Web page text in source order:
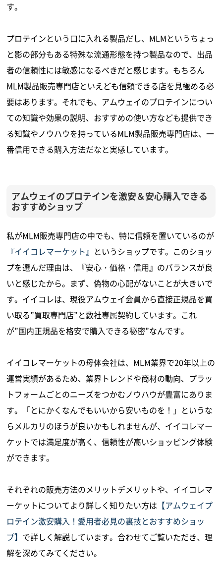
す。
プロテインという口に入れる製品だし、MLMというちょっ
と影の部分もある特殊な流通形態を持つ製品なので、出品
者の信頼性には敏感になるべきだと感じます。もちろん
MLM製品販売専門店といえども信頼できる店を見極める必
要はあります。それでも、アムウェイのプロテインについ
ての知識や効果の説明、おすすめの使い方なども提供でき
る知識やノウハウを持っているMLM製品販売専門店は、一
番信用できる購入方法だなと実感しています。
アムウェイのプロテインを激安＆安心購入できる
おすすめショップ
私がMLM販売専門店の中でも、特に信頼を置いているのが
『イイコレマーケット』 というショップです。このショッ
プを選んだ理由は、『安心・価格・信用』のバランスが良
いと感じたから。まず、偽物の心配がないことが大きいで
す。イイコレは、現役アムウェイ会員から直接正規品を買
い取る”買取専門店”と数社専属契約しています。これ
が”国内正規品を格安で購入できる秘密”なんです。
イイコレマーケットの母体会社は、MLM業界で20年以上の
運営実績があるため、業界トレンドや商材の動向、プラッ
トフォームごとのニーズをつかむノウハウが豊富にありま
す。「とにかくなんでもいいから安いものを！」というな
らメルカリのほうが良いかもしれませんが、イイコレマー
ケットでは満足度が高く、信頼性が高いショッピング体験
ができます。
それぞれの販売方法のメリットデメリットや、イイコレマ
ーケットについてより詳しく知りたい方は 【アムウェイプ
ロテイン激安購入！愛用者必見の裏技とおすすめショッ
プ】 で詳しく解説しています。合わせてご覧いただき、理
解を深めてみてください。